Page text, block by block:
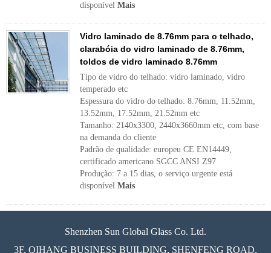
disponível Mais
Vidro laminado de 8.76mm para o telhado,
clarabóia do vidro laminado de 8.76mm,
toldos de vidro laminado 8.76mm
Tipo de vidro do telhado: vidro laminado, vidro
temperado etc
Espessura do vidro do telhado: 8.76mm, 11.52mm,
13.52mm, 17.52mm, 21.52mm etc
Tamanho: 2140x3300, 2440x3660mm etc, com base
na demanda do cliente
Padrão de qualidade: europeu CE EN14449,
certificado americano SGCC ANSI Z97
Produção: 7 a 15 dias, o serviço urgente está
disponível Mais
Shenzhen Sun Global Glass Co. Ltd.
3F, QIHANG BUSINESS BUILDING, SHENFENG ROAD,